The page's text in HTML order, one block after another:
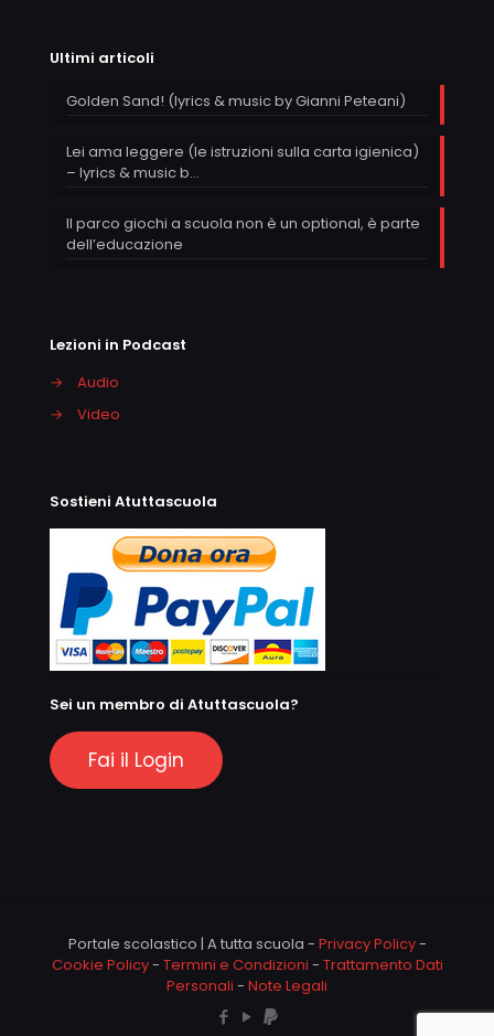
Ultimi articoli
Golden Sand! (lyrics & music by Gianni Peteani)
Lei ama leggere (le istruzioni sulla carta igienica)
– lyrics & music b…
Il parco giochi a scuola non è un optional, è parte
dell’educazione
Lezioni in Podcast
→
Audio
→
Video
Sostieni Atuttascuola
Sei un membro di Atuttascuola?
Fai il Login
Portale scolastico | A tutta scuola - Privacy Policy-
Cookie Policy- Termini e Condizioni - Trattamento Dati
Personali - Note Legali